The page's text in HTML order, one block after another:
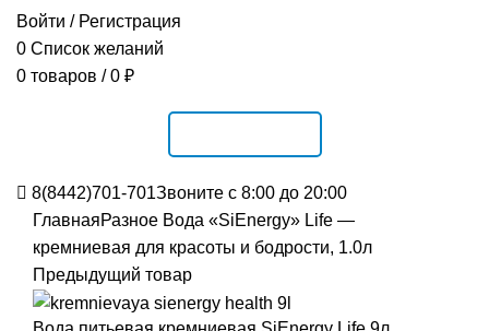
Войти / Регистрация
0 Список желаний
0 товаров / 0 ₽
8(8442)701-701Звоните с 8:00 до 20:00
ГлавнаяРазное Вода «SiEnergy» Life —
кремниевая для красоты и бодрости, 1.0л
Предыдущий товар